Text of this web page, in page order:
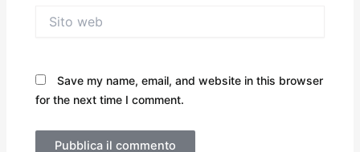
web
Save my name, email, and website in this browser
for the next time I comment.